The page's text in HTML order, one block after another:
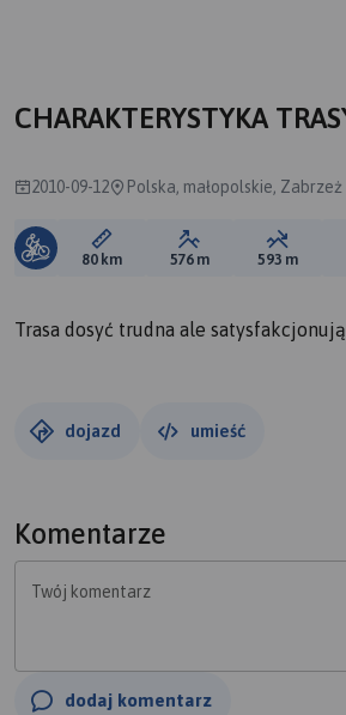
CHARAKTERYSTYKA
2010-09-12 Polska, małopolskie, Zabrzeż
Długość trasy:
80 km Suma przewyższeń:
576 m Suma
593 m
Trasa dosyć trudna ale
dojazd umieść
Komentarze
Twój komentarz
dodaj komentarz